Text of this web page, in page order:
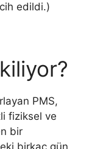
edildi.)
PMS,
fiziksel ve
bir
birkaç gün